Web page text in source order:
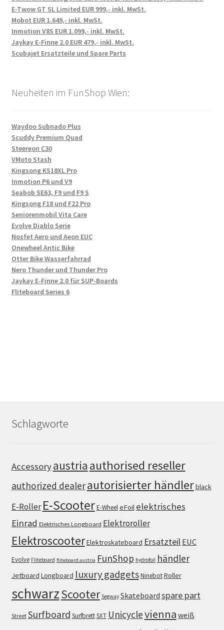
E-Twow GT SL Limited EUR 999,- inkl. MwSt.
Mobot EUR 1.649,- inkl. MwSt.
Inmotion V8S EUR 1.099,- inkl. MwSt.
Jaykay E-Finne 2.0 EUR 479,- inkl. MwSt.
Scubajet Ersatzteile und Spare Parts
Neuheiten im FunShop Wien:
Waydoo Subnado Plus
Scuddy Premium Quad
Steereon C30
VMoto Stash
Kingsong KS18XL Pro
Inmotion P6 und V9
Seabob SE63, F9 und F9 S
Kingsong F18 und F22 Pro
Seniorenmobil Vita Care
Evolve Diablo Serie
Nosfet Aero und Aeon EUC
Onewheel Antic Bike
Otter Bike Wasserfahrrad
Nero Thunder und Thunder Pro
Jaykay E-Finne 2.0 für SUP-Boards
Fliteboard Series 6
Schlagworte
Accessoryaustria authorised reseller
authorized dealerautorisierter händlerblack
E-Roller E-ScooterE-WheeleFoil elektrisches
Einrad Elektrisches Longboard Elektroroller
ElektroscooterElektroskateboard Ersatzteil EUC
Evolve Fliteboard fliteboard austria FunShop hydrofoil händler
Jetboard Longboard luxury gadgetsNinebotRoller
schwarzScooter Segway Skateboard spare part
Street Surfboard SurfbrettSXT Unicyclevienna weiß